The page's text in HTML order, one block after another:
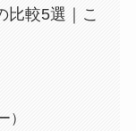
比較5選｜こ
）